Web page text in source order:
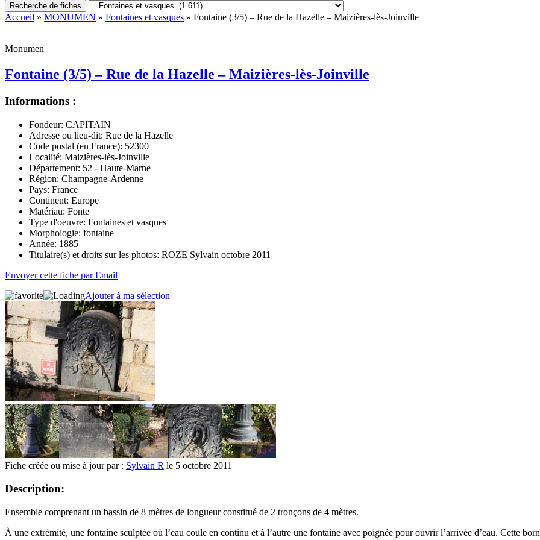
Recherche de fiches
Accueil » MONUMEN » Fontaines et vasques » Fontaine (3/5) – Rue de la Hazelle – Maizières-lès-Joinville
Monumen
Fontaine (3/5) – Rue de la Hazelle – Maizières-lès-Joinville
Informations :
Fondeur: CAPITAIN
Adresse ou lieu-dit: Rue de la Hazelle
Code postal (en France): 52300
Localité: Maizières-lès-Joinville
Département: 52 - Haute-Marne
Région: Champagne-Ardenne
Pays: France
Continent: Europe
Matériau: Fonte
Type d'oeuvre: Fontaines et vasques
Morphologie: fontaine
Année: 1885
Titulaire(s) et droits sur les photos: ROZE Sylvain octobre 2011
Envoyer cette fiche par Email
Ajouter à ma sélection
Fiche créée ou mise à jour par : Sylvain R le 5 octobre 2011
Description:
Ensemble comprenant un bassin de 8 mètres de longueur constitué de 2 tronçons de 4 mètres.
À une extrémité, une fontaine sculptée où l’eau coule en continu et à l’autre une fontaine avec poignée pour ouvrir l’arrivée d’eau. Cette